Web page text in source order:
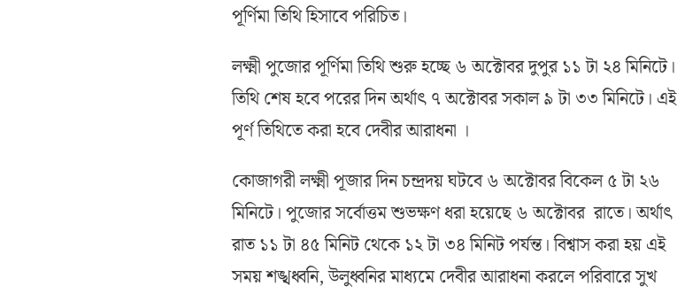
পূর্ণিমা তিথি হিসাবে পরিচিত।
লক্ষ্মী পুজোর পূর্ণিমা তিথি শুরু হচ্ছে ৬ অক্টোবর দুপুর ১১ টা ২৪ মিনিটে।
তিথি শেষ হবে পরের দিন অর্থাৎ ৭ অক্টোবর সকাল ৯ টা ৩৩ মিনিটে। এই
পূর্ণ তিথিতে করা হবে দেবীর আরাধনা ।
কোজাগরী লক্ষ্মী পূজার দিন চন্দ্রদয় ঘটবে ৬ অক্টোবর বিকেল ৫ টা ২৬
মিনিটে। পুজোর সর্বোত্তম শুভক্ষণ ধরা হয়েছে ৬ অক্টোবর রাতে। অর্থাৎ
রাত ১১ টা ৪৫ মিনিট থেকে ১২ টা ৩৪ মিনিট পর্যন্ত। বিশ্বাস করা হয় এই
সময় শঙ্খধ্বনি, উলুধ্বনির মাধ্যমে দেবীর আরাধনা করলে পরিবারে সুখ